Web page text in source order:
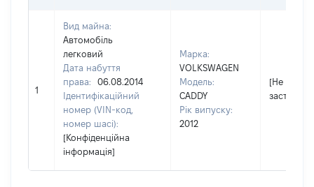
1
Вид майна:
Автомобіль
легковий
Дата набуття
права:
06.08.2014
Ідентифікаційний
номер (VIN-код,
номер шасі):
[Конфіденційна
інформація]
Марка:
VOLKSWAGEN
Модель:
CADDY
Рік випуску:
2012
[Не